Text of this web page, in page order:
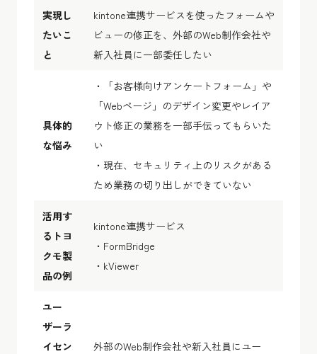
実現し
たいこ
と
kintone連携サービスを使ったフォームや
ビューの修正を、外部のWeb制作会社や
新入社員に一部委任したい
具体的
な悩み
・「お客様向けアンケートフォーム」や
「Webページ」のデザイン変更やレイア
ウト修正の業務を一部手伝ってもらいた
い
・現在、セキュリティ上のリスクがある
ため業務の切り出しができていない
活用す
るトヨ
クモ製
品の例
kintone連携サービス
・FormBridge
・kViewer
ユー
ザーラ
イセン
外部のWeb制作会社や新入社員にユー